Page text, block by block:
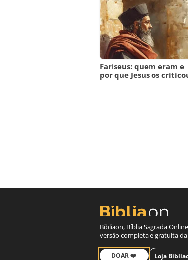
Fariseus: quem eram e
por que Jesus os
Bíbliaon, Bíblia Sagrada
versão completa e gratuita
DOAR ❤️ Loja